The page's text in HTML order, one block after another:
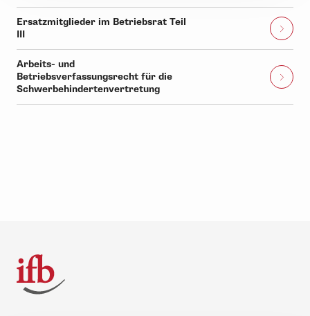
Ersatzmitglieder im Betriebsrat Teil
III
Arbeits- und
Betriebsverfassungsrecht für die
Schwerbehindertenvertretung